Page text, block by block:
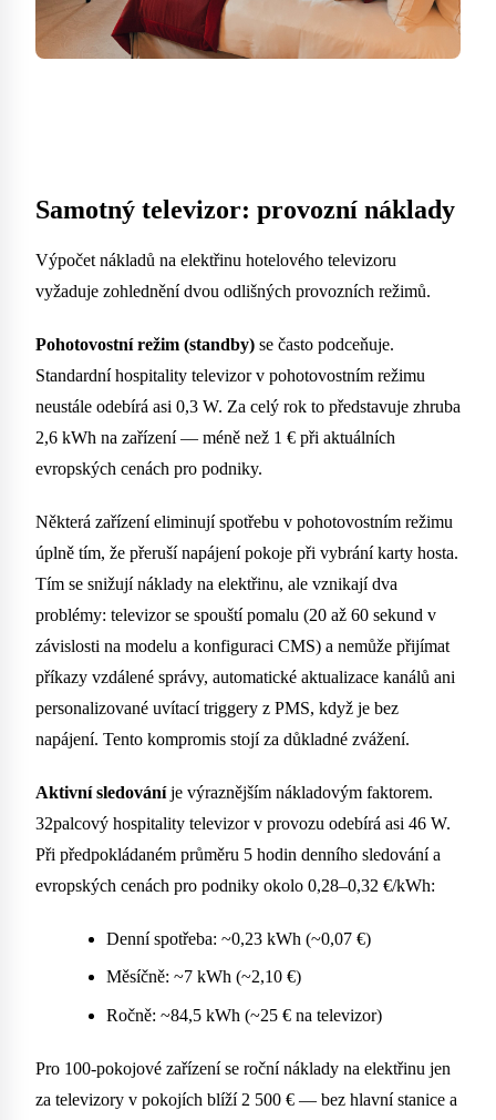
Samotný televizor: provozní náklady
Výpočet nákladů na elektřinu hotelového televizoru
vyžaduje zohlednění dvou odlišných provozních režimů.
Pohotovostní režim (standby) se často podceňuje.
Standardní hospitality televizor v pohotovostním režimu
neustále odebírá asi 0,3 W. Za celý rok to představuje zhruba
2,6 kWh na zařízení — méně než 1 € při aktuálních
evropských cenách pro podniky.
Některá zařízení eliminují spotřebu v pohotovostním režimu
úplně tím, že přeruší napájení pokoje při vybrání karty hosta.
Tím se snižují náklady na elektřinu, ale vznikají dva
problémy: televizor se spouští pomalu (20 až 60 sekund v
závislosti na modelu a konfiguraci CMS) a nemůže přijímat
příkazy vzdálené správy, automatické aktualizace kanálů ani
personalizované uvítací triggery z PMS, když je bez
napájení. Tento kompromis stojí za důkladné zvážení.
Aktivní sledováníje výraznějším nákladovým faktorem.
32palcový hospitality televizor v provozu odebírá asi 46 W.
Při předpokládaném průměru 5 hodin denního sledování a
evropských cenách pro podniky okolo 0,28–0,32 €/kWh:
Denní spotřeba: ~0,23 kWh (~0,07 €)
Měsíčně: ~7 kWh (~2,10 €)
Ročně: ~84,5 kWh (~25 € na televizor)
Pro 100-pokojové zařízení se roční náklady na elektřinu jen
za televizory v pokojích blíží 2 500 € — bez hlavní stanice a